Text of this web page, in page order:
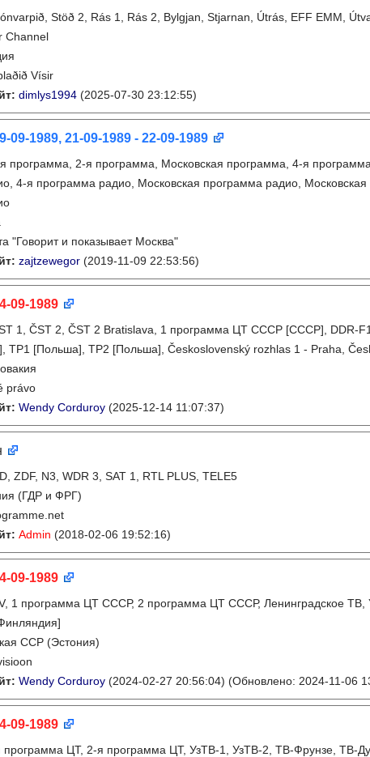
Stöð 2, Rás 1, Rás 2, Bylgjan, Stjarnan, Útrás, EFF EMM,
Channel
Vísir
dimlys1994 (2025-07-30 23:12:55)
09-1989, 21-09-1989 - 22-09-1989
программа, 2-я программа, Московская программа, 4-я
4-я программа радио, Московская программа радио,
"Говорит и показывает Москва"
zajtzewegor (2019-11-09 22:53:56)
09-1989
1, ČST 2, ČST 2 Bratislava, 1 программа ЦТ СССР [СССР], DDR-
TP1 [Польша], TP2 [Польша], Československý rozhlas 1 - Praha,
právo
Wendy Corduroy (2025-12-14 11:07:37)
ZDF, N3, WDR 3, SAT 1, RTL PLUS, TELE5
(ГДР и ФРГ)
Admin (2018-02-06 19:52:16)
09-1989
1 программа ЦТ СССР, 2 программа ЦТ СССР, Ленинградское ТВ,
ССР (Эстония)
Wendy Corduroy (2024-02-27 20:56:04) (Обновлено: 2024-11-06
09-1989
программа ЦТ, 2-я программа ЦТ, УзТВ-1, УзТВ-2, ТВ-Фрунзе, ТВ-